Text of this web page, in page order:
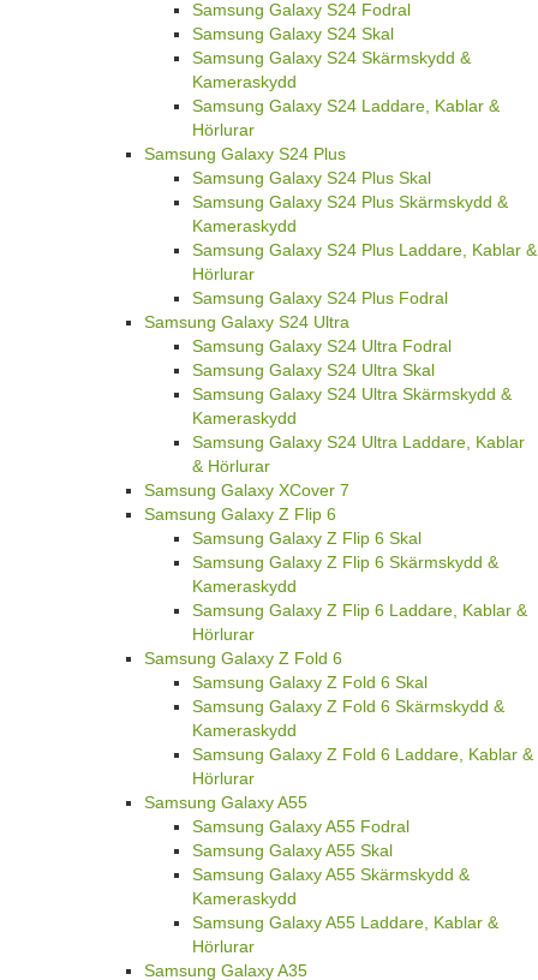
Samsung Galaxy S24 Fodral
Samsung Galaxy S24 Skal
Samsung Galaxy S24 Skärmskydd &
Kameraskydd
Samsung Galaxy S24 Laddare, Kablar &
Hörlurar
Samsung Galaxy S24 Plus
Samsung Galaxy S24 Plus Skal
Samsung Galaxy S24 Plus Skärmskydd &
Kameraskydd
Samsung Galaxy S24 Plus Laddare, Kablar &
Hörlurar
Samsung Galaxy S24 Plus Fodral
Samsung Galaxy S24 Ultra
Samsung Galaxy S24 Ultra Fodral
Samsung Galaxy S24 Ultra Skal
Samsung Galaxy S24 Ultra Skärmskydd &
Kameraskydd
Samsung Galaxy S24 Ultra Laddare, Kablar
& Hörlurar
Samsung Galaxy XCover 7
Samsung Galaxy Z Flip 6
Samsung Galaxy Z Flip 6 Skal
Samsung Galaxy Z Flip 6 Skärmskydd &
Kameraskydd
Samsung Galaxy Z Flip 6 Laddare, Kablar &
Hörlurar
Samsung Galaxy Z Fold 6
Samsung Galaxy Z Fold 6 Skal
Samsung Galaxy Z Fold 6 Skärmskydd &
Kameraskydd
Samsung Galaxy Z Fold 6 Laddare, Kablar &
Hörlurar
Samsung Galaxy A55
Samsung Galaxy A55 Fodral
Samsung Galaxy A55 Skal
Samsung Galaxy A55 Skärmskydd &
Kameraskydd
Samsung Galaxy A55 Laddare, Kablar &
Hörlurar
Samsung Galaxy A35